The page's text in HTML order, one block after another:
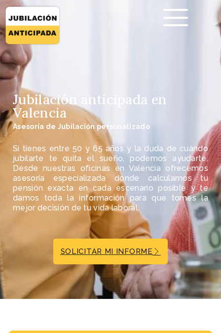
Jubilación anticipada en
Valencia
Asesoría de Jubilación personalizado
Si tienes entre 50 y 65 años y la duda de cuándo
jubilarte te quita el sueño, podemos ayudarte.
Desde nuestras oficinas en Valencia ofrecemos
asesoría especializada donde calculamos tu
pensión exacta en cada escenario posible y te
damos toda la información para que tomes la
mejor decisión de tu vida laboral.
SOLICITAR MI INFORME